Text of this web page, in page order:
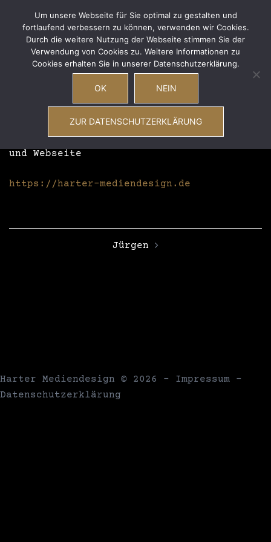
Inhalt
springen
Wave Total
New Wave – EBM – Synthiepop – Future Pop –
Coldwave – Postpunk
Suche
Sound/Light, Flyer, Medien, Sozial Media
und Webseite
https://harter-mediendesign.de
Jürgen
Harter Mediendesign © 2026 - Impressum -
Datenschutzerklärung
Um unsere Webseite für Sie optimal zu gestalten und
fortlaufend verbessern zu können, verwenden wir Cookies.
Durch die weitere Nutzung der Webseite stimmen Sie der
Verwendung von Cookies zu. Weitere Informationen zu
Cookies erhalten Sie in unserer Datenschutzerklärung.
OK NEIN
ZUR DATENSCHUTZERKLÄRUNG